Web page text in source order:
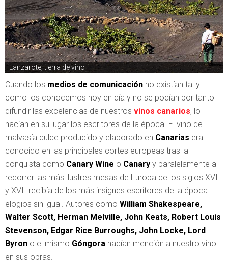
Lanzarote, tierra de vino
Cuando los medios de comunicación no existían tal y
como los conocemos hoy en día y no se podían por tanto
difundir las excelencias de nuestros vinos canarios, lo
hacían en su lugar los escritores de la época. El vino de
malvasía dulce producido y elaborado en Canarias era
conocido en las principales cortes europeas tras la
conquista como Canary Wine o Canary y paralelamente a
recorrer las más ilustres mesas de Europa de los siglos XVI
y XVII recibía de los más insignes escritores de la época
elogios sin igual. Autores como William Shakespeare,
Walter Scott, Herman Melville, John Keats, Robert Louis
Stevenson, Edgar Rice Burroughs, John Locke, Lord
Byron o el mismo Góngora hacían mención a nuestro vino
en sus obras.